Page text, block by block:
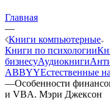
Главная
—
Книги компьютерные
Книги по психологии
бизнесуАудиокниги
ABBYYЕстественные
—Особенности
и VBA. Мэри Джексон